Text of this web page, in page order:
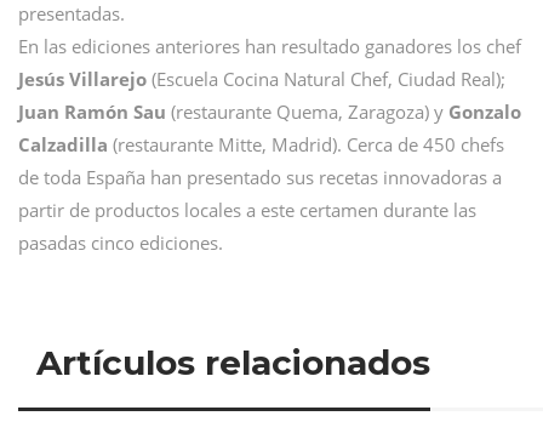
presentadas.
En las ediciones anteriores han resultado ganadores los chef
Jesús Villarejo (Escuela Cocina Natural Chef, Ciudad Real);
Juan Ramón Sau (restaurante Quema, Zaragoza) y Gonzalo
Calzadilla (restaurante Mitte, Madrid). Cerca de 450 chefs
de toda España han presentado sus recetas innovadoras a
partir de productos locales a este certamen durante las
pasadas cinco ediciones.
Artículos relacionados